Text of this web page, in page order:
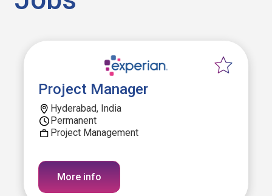
Project Manager
Hyderabad, India
Permanent
Project Management
More info